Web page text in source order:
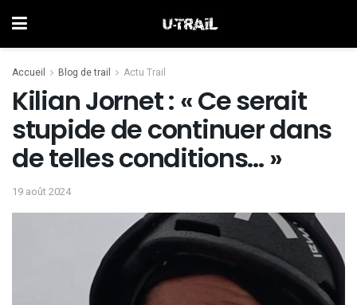
Accueil Blog de trail Actu Trail
Kilian Jornet : « Ce serait
stupide de continuer dans
de telles conditions… »
19 août 2024